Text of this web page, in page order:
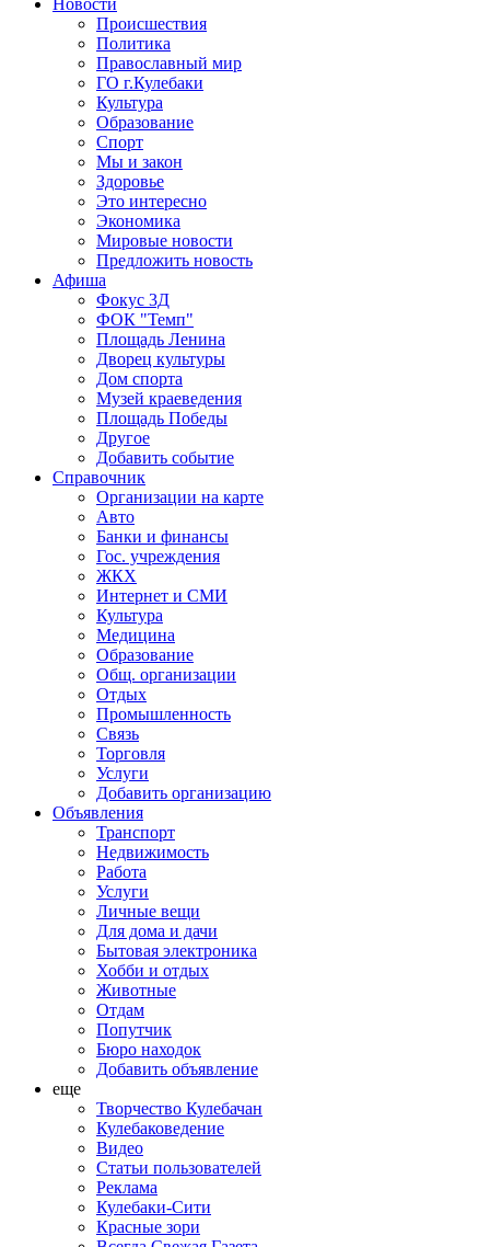
Новости
Происшествия
Политика
Православный мир
ГО г.Кулебаки
Культура
Образование
Спорт
Мы и закон
Здоровье
Это интересно
Экономика
Мировые новости
Предложить новость
Афиша
Фокус 3Д
ФОК "Темп"
Площадь Ленина
Дворец культуры
Дом спорта
Музей краеведения
Площадь Победы
Другое
Добавить событие
Справочник
Организации на карте
Авто
Банки и финансы
Гос. учреждения
ЖКХ
Интернет и СМИ
Культура
Медицина
Образование
Общ. организации
Отдых
Промышленность
Связь
Торговля
Услуги
Добавить организацию
Объявления
Транспорт
Недвижимость
Работа
Услуги
Личные вещи
Для дома и дачи
Бытовая электроника
Хобби и отдых
Животные
Отдам
Попутчик
Бюро находок
Добавить объявление
еще
Творчество Кулебачан
Кулебаковедение
Видео
Статьи пользователей
Реклама
Кулебаки-Сити
Красные зори